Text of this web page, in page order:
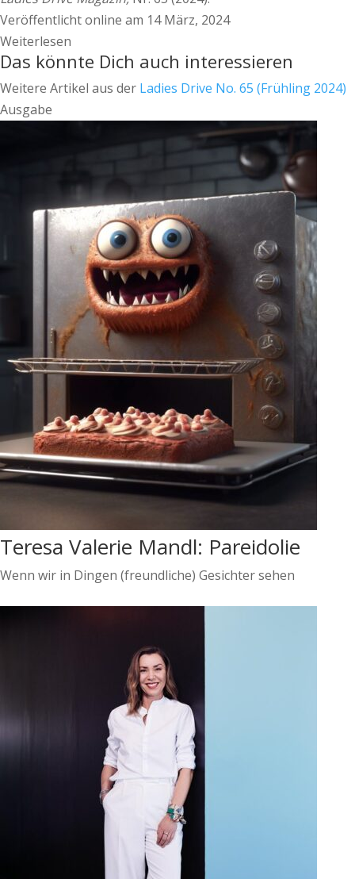
Veröffentlicht online am 14 März, 2024
Weiterlesen
Das könnte Dich auch interessieren
Weitere Artikel aus der Ladies Drive No. 65 (Frühling 2024)
Ausgabe
Teresa Valerie Mandl: Pareidolie
Wenn wir in Dingen (freundliche) Gesichter sehen